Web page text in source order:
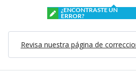
¿ENCONTRASTE UN
ERROR?
Revisa nuestra página de